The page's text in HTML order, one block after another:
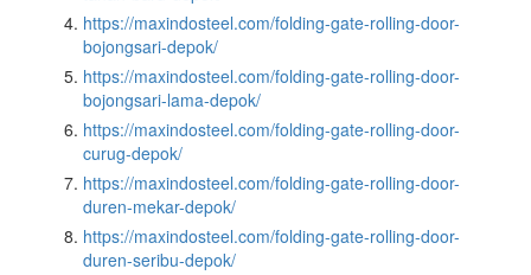
https://maxindosteel.com/folding-gate-rolling-door-
bojongsari-depok/
https://maxindosteel.com/folding-gate-rolling-door-
bojongsari-lama-depok/
https://maxindosteel.com/folding-gate-rolling-door-
curug-depok/
https://maxindosteel.com/folding-gate-rolling-door-
duren-mekar-depok/
https://maxindosteel.com/folding-gate-rolling-door-
duren-seribu-depok/